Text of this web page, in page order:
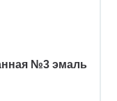
№3 эмаль